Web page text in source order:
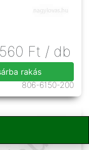
Ft / db
rakás
806-6150-200